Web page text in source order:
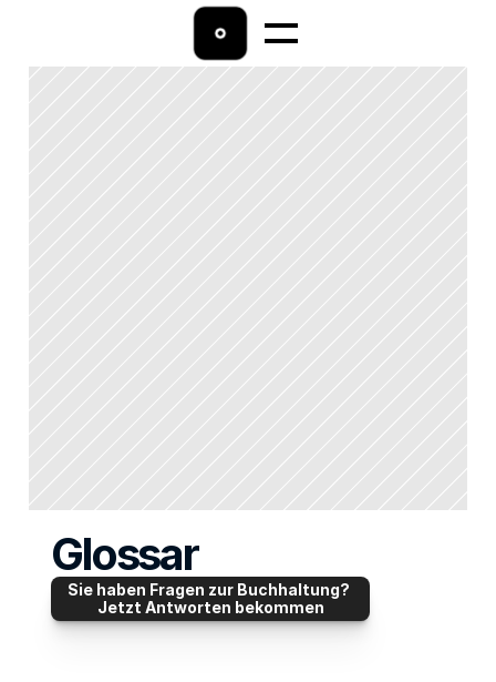
Glossar
Sie haben Fragen zur Buchhaltung?
Jetzt Antworten bekommen